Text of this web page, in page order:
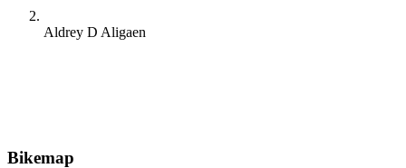
Aldrey D Aligaen
Bikemap